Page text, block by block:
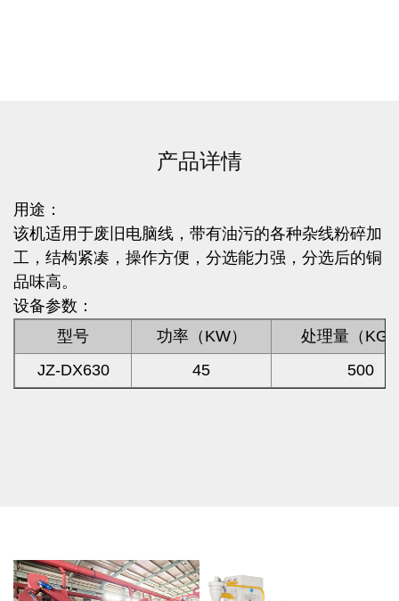
产品详情
用途：
该机适用于废旧电脑线，带有油污的各种杂线粉碎加
工，结构紧凑，操作方便，分选能力强，分选后的铜
品味高。
设备参数：
型号
功率（KW）
处理量（KG/
JZ-DX630
45 500